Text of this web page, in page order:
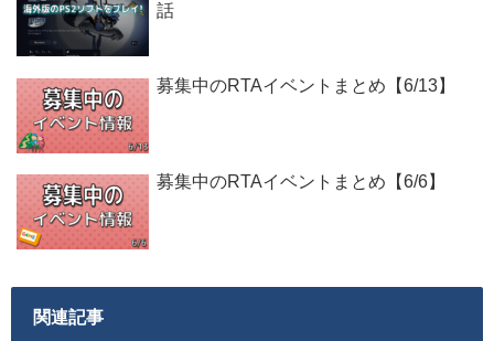
話
募集中のRTAイベントまとめ【6/13】
募集中のRTAイベントまとめ【6/6】
関連記事